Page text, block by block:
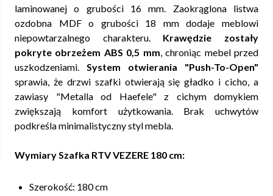
laminowanej o grubości 16 mm. Zaokrąglona listwa
ozdobna MDF o grubości 18 mm dodaje meblowi
niepowtarzalnego charakteru. Krawędzie zostały
pokryte obrzeżem ABS 0,5 mm, chroniąc mebel przed
uszkodzeniami. System otwierania "Push-To-Open"
sprawia, że drzwi szafki otwierają się gładko i cicho, a
zawiasy "Metalla od Haefele" z cichym domykiem
zwiększają komfort użytkowania. Brak uchwytów
podkreśla minimalistyczny styl mebla.
Wymiary Szafka RTV VEZERE 180 cm:
Szerokość: 180 cm